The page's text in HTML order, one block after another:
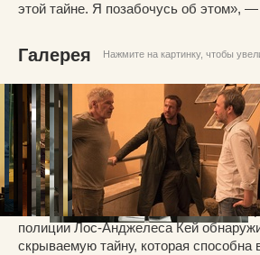
этой тайне. Я позабочусь об этом»,
Галерея Нажмите на картинку, чтобы
Синопсис
Спустя тридцать лет после событий
новый «Бегущий по лезвию», офицер
полиции Лос-Анджелеса Кей
скрываемую тайну, которая способна